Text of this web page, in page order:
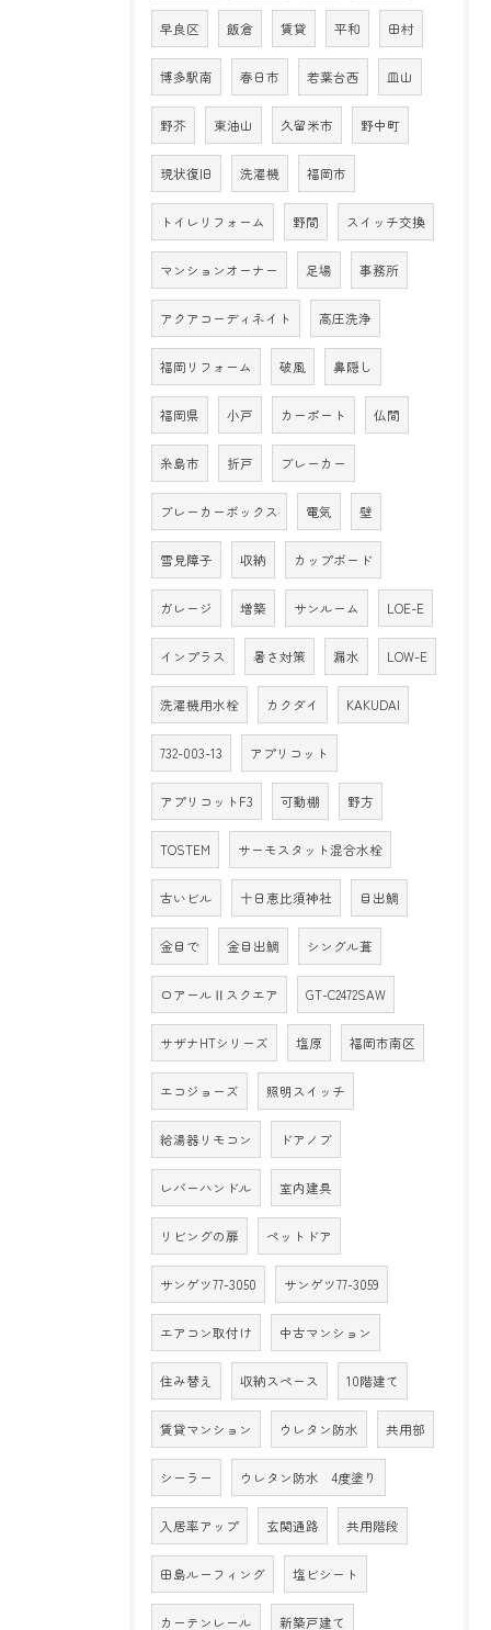
早良区 飯倉 賃貸 平和 田村
博多駅南 春日市 若葉台西 皿山
野芥 東油山 久留米市 野中町
現状復旧 洗濯機 福岡市
トイレリフォーム 野間 スイッチ交換
マンションオーナー 足場 事務所
アクアコーディネイト 高圧洗浄
福岡リフォーム 破風 鼻隠し
福岡県 小戸 カーポート 仏間
糸島市 折戸 ブレーカー
ブレーカーボックス 電気 壁
雪見障子 収納 カップボード
ガレージ 増築 サンルーム LOE-E
インプラス 暑さ対策 漏水 LOW-E
洗濯機用水栓 カクダイ KAKUDAI
732-003-13 アプリコット
アプリコットF3 可動棚 野方
TOSTEM サーモスタット混合水栓
古いビル 十日恵比須神社 目出鯛
金目で 金目出鯛 シングル葺
ロアールⅡスクエア GT-C2472SAW
サザナHTシリーズ 塩原 福岡市南区
エコジョーズ 照明スイッチ
給湯器リモコン ドアノブ
レバーハンドル 室内建具
リビングの扉 ペットドア
サンゲツ77-3050 サンゲツ77-3059
エアコン取付け 中古マンション
住み替え 収納スペース 10階建て
賃貸マンション ウレタン防水 共用部
シーラー ウレタン防水 4度塗り
入居率アップ 玄関通路 共用階段
田島ルーフィング 塩ビシート
カーテンレール 新築戸建て